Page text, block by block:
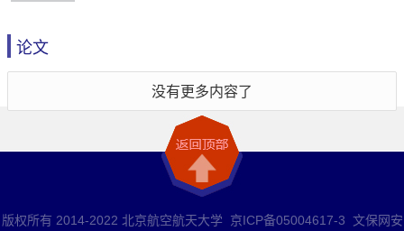
论文
没有更多内容了
版权所有 2014-2022 北京航空航天大学 京ICP备05004617-3 文保网安